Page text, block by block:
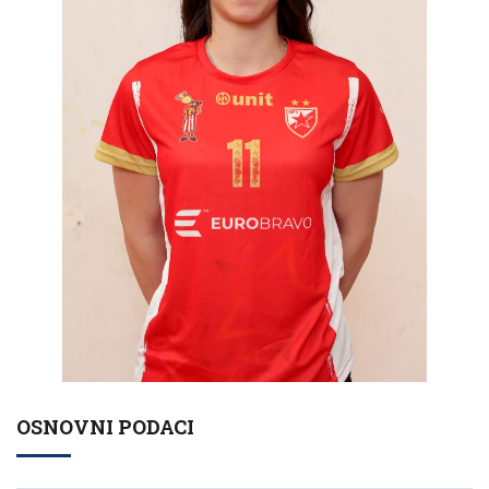
OSNOVNI PODACI